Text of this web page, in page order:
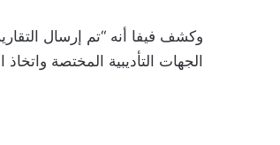
وكشف فيفا أنه “تم إرسال
الجهات التأديبية المختصة